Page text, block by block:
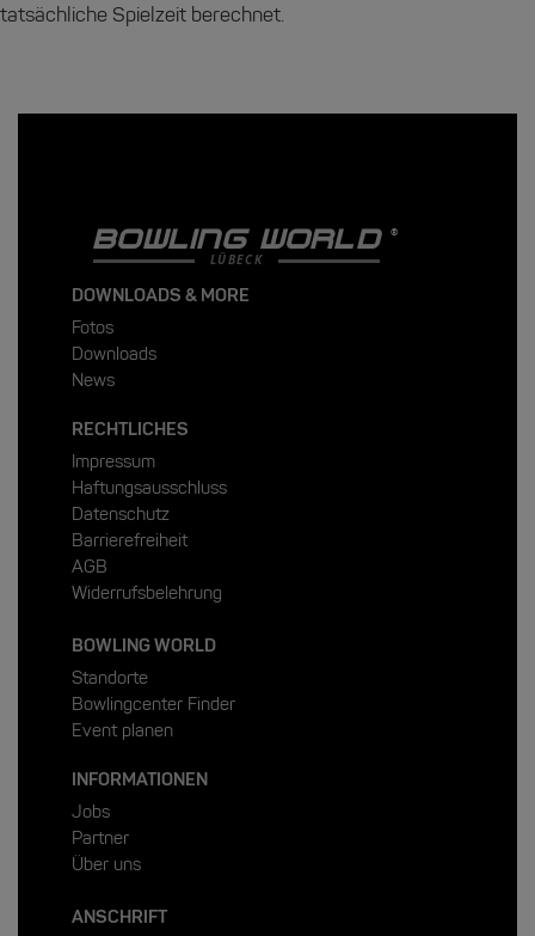
tatsächliche Spielzeit berechnet.
BOWLING WORLD
LÜBECK
DOWNLOADS & MORE
Fotos
Downloads
News
RECHTLICHES
Impressum
Haftungsausschluss
Datenschutz
Barrierefreiheit
AGB
Widerrufsbelehrung
BOWLING WORLD
Standorte
Bowlingcenter Finder
Event planen
INFORMATIONEN
Jobs
Partner
Über uns
ANSCHRIFT